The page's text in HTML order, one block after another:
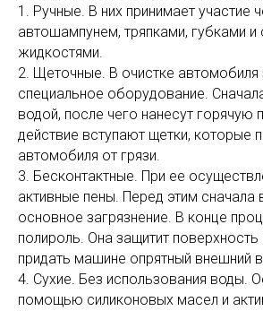
1. Ручные. В них принимает участие
автошампунем, тряпками, губками и
жидкостями.
2. Щеточные. В очистке автомобиля
специальное оборудование.
водой, после чего нанесут горячую
действие вступают щетки, которые
автомобиля от грязи.
3. Бесконтактные. При ее
активные пены. Перед этим
основное загрязнение. В конце
полироль. Она защитит
придать машине опрятный внешний
4. Сухие. Без использования воды.
помощью силиконовых масел и